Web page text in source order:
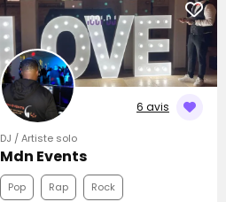
6 avis
DJ / Artiste solo
Mdn Events
Pop Rap Rock